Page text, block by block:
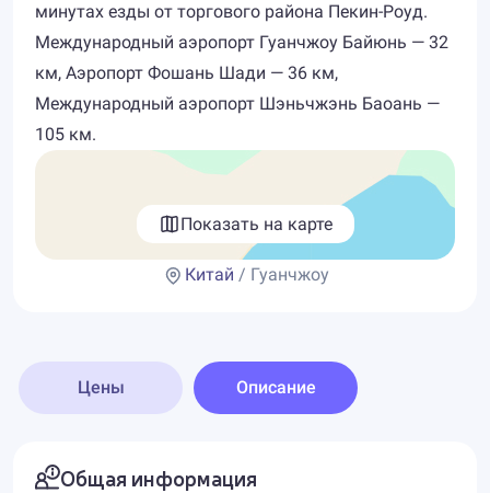
минутах езды от торгового района Пекин-Роуд.
Международный аэропорт Гуанчжоу Байюнь — 32
км, Аэропорт Фошань Шади — 36 км,
Международный аэропорт Шэньчжэнь Баоань —
105 км.
Показать на карте
Китай / Гуанчжоу
Цены Описание
Общая информация